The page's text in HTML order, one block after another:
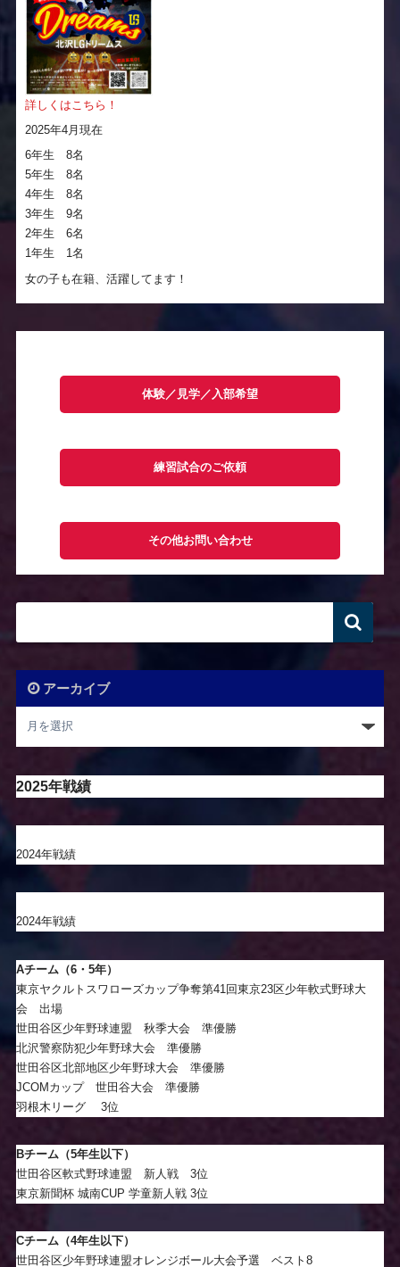
詳しくはこちら！
2025年4月現在
6年生 8名
5年生 8名
4年生 8名
3年生 9名
2年生 6名
1年生 1名
女の子も在籍、活躍してます！
体験／見学／入部希望
練習試合のご依頼
その他お問い合わせ
アーカイブ
2025年戦績
2024年戦績
2024年戦績
Aチーム（6・5年）
東京ヤクルトスワローズカップ争奪第41回東京23区少年軟式野球大
会 出場
世田谷区少年野球連盟 秋季大会 準優勝
北沢警察防犯少年野球大会 準優勝
世田谷区北部地区少年野球大会 準優勝
JCOMカップ 世田谷大会 準優勝
羽根木リーグ 3位
Bチーム（5年生以下）
世田谷区軟式野球連盟 新人戦 3位
東京新聞杯 城南CUP 学童新人戦 3位
Cチーム（4年生以下）
世田谷区少年野球連盟オレンジボール大会予選 ベスト8